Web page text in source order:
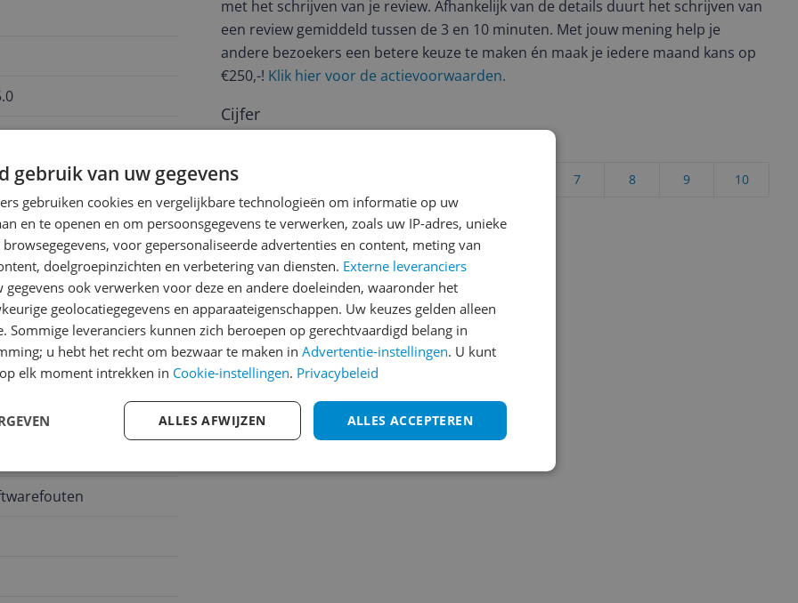
met het schrijven van je review. Afhankelijk van de details duurt het schrijven van
een review gemiddeld tussen de 3 en 10 minuten. Met jouw mening help je
andere bezoekers een betere keuze te maken én maak je iedere maand kans op
€250,-! Klik hier voor de actievoorwaarden.
Cijfer
10
9
8
7
gebruik van uw gegevens
gebruiken cookies en vergelijkbare technologieën om informatie op uw
en te openen en om persoonsgegevens te verwerken, zoals uw IP-adres, unieke
voor gepersonaliseerde advertenties en content, meting van
doelgroepinzichten en verbetering van diensten. Externe leveranciers
gegevens ook verwerken voor deze en andere doeleinden, waaronder het
geolocatiegegevens en apparaateigenschappen. Uw keuzes gelden alleen
Sommige leveranciers kunnen zich beroepen op gerechtvaardigd belang in
u hebt het recht om bezwaar te maken in Advertentie-instellingen. U kunt
elk moment intrekken in Cookie-instellingen. Privacybeleid
ALLES ACCEPTEREN
ALLES AFWIJZEN